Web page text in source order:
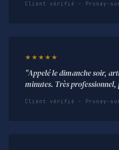
Client vérifié · Prunay-
★★★★★
"Appelé le dimanche soir,
minutes. Très
Client vérifié · Prunay-